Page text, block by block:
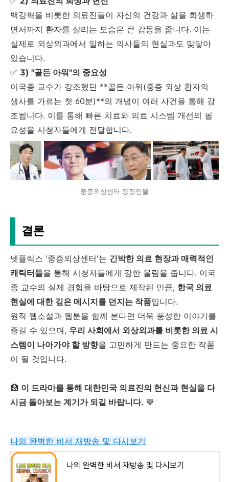
백강혁을 비롯한 의료진들이 자신의 건강과 삶을 희생하
면서까지 환자를 살리는 모습은 큰 감동을 줍니다. 이는
실제로 외상외과에서 일하는 의사들의 현실과도 맞닿아
있습니다.
✅ 3) "골든 아워"의 중요성
이국종 교수가 강조했던 **골든 아워(중증 외상 환자의
생사를 가르는 첫 60분)**의 개념이 여러 사건을 통해 강
조됩니다. 이를 통해 빠른 치료와 의료 시스템 개선의 필
요성을 시청자들에게 전달합니다.
중증외상센터 등장인물
결론
넷플릭스 '중증외상센터'는 긴박한 의료 현장과 매력적인
캐릭터들을 통해 시청자들에게 강한 울림을 줍니다. 이국
종 교수의 실제 경험을 바탕으로 제작된 만큼, 한국 의료
현실에 대한 깊은 메시지를 던지는 작품입니다.
원작 웹소설과 웹툰을 함께 본다면 더욱 풍성한 이야기를
즐길 수 있으며, 우리 사회에서 외상외과를 비롯한 의료 시
스템이 나아가야 할 방향을 고민하게 만드는 중요한 작품
이 될 것입니다.
🏥 이 드라마를 통해 대한민국 의료진의 헌신과 현실을 다
시금 돌아보는 계기가 되길 바랍니다. 💙
나의 완벽한 비서 재방송 및 다시보기
나의 완벽한 비서 재방송 및 다시보기